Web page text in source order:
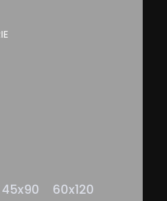
45x90 60x120